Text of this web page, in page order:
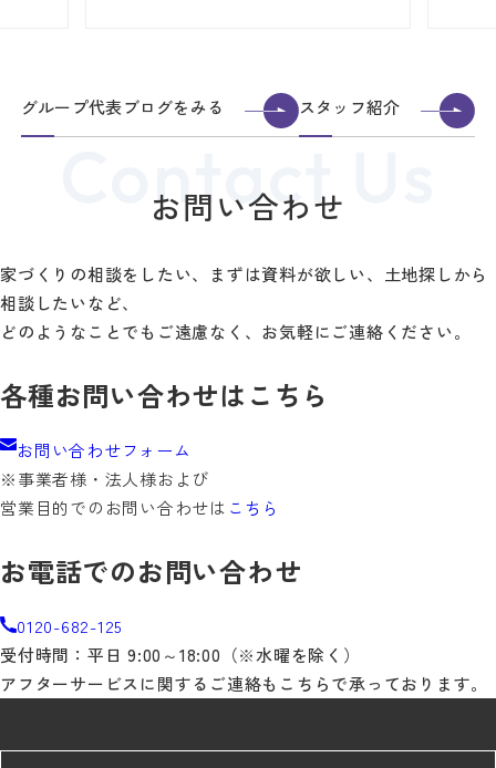
グループ代表ブログをみる スタッフ紹介
お問い合わせ
家づくりの相談をしたい、まずは資料が欲しい、土地探しから
相談したいなど、
どのようなことでもご遠慮なく、お気軽にご連絡ください。
各種お問い合わせはこちら
お問い合わせフォーム
※事業者様・法人様および
営業目的でのお問い合わせは こちら
お電話でのお問い合わせ
0120-682-125
受付時間：平日 9:00～18:00（※水曜を除く）
アフターサービスに関するご連絡もこちらで承っております。